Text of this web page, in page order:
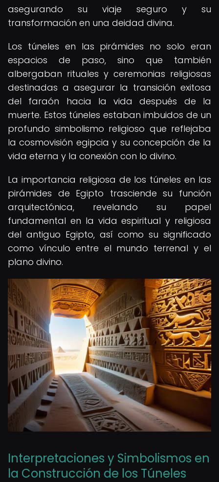
asegurando su viaje seguro y su
transformación en una deidad divina.
Los túneles en las pirámides no solo eran
espacios de paso, sino que también
albergaban rituales y ceremonias religiosas
destinadas a asegurar la transición exitosa
del faraón hacia la vida después de la
muerte. Estos túneles estaban imbuidos de un
profundo simbolismo religioso que reflejaba
la cosmovisión egipcia y su concepción de la
vida eterna y la conexión con lo divino.
La importancia religiosa de los túneles en las
pirámides de Egipto trasciende su función
arquitectónica, revelando su papel
fundamental en la vida espiritual y religiosa
del antiguo Egipto, así como su significado
como vínculo entre el mundo terrenal y el
plano divino.
Interpretaciones y Simbolismos en
la Construcción de los Túneles